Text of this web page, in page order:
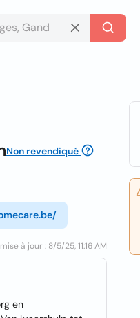
Non revendiqué
à jour : 8/5/25, 11:16 AM
en